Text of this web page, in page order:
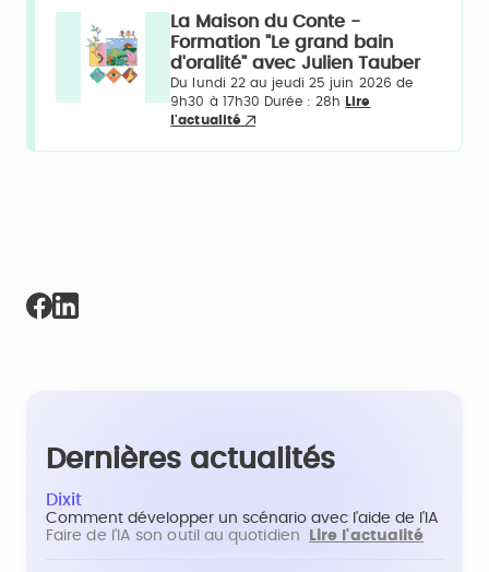
La Maison du Conte -
Formation "Le grand bain
d'oralité" avec Julien Tauber
Du lundi 22 au jeudi 25 juin 2026 de
9h30 à 17h30 Durée : 28h
Lire
l'actualité
Dernières actualités
Dixit
Comment développer un scénario avec l'aide de l'IA
Faire de l'IA son outil au quotidien
Lire l'actualité